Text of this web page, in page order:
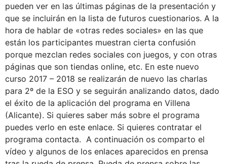
pueden ver en las últimas páginas de la presentación y
que se incluirán en la lista de futuros cuestionarios. A la
hora de hablar de «otras redes sociales» en las que
están los participantes muestran cierta confusión
porque mezclan redes sociales con juegos, y con otras
páginas que son tiendas online, etc. En este nuevo
curso 2017 – 2018 se realizarán de nuevo las charlas
para 2º de la ESO y se seguirán analizando datos, dado
el éxito de la aplicación del programa en Villena
(Alicante). Si quieres saber más sobre el programa
puedes verlo en este enlace. Si quieres contratar el
programa contacta. A continuación os comparto el
vídeo y algunos de los enlaces aparecidos en prensa